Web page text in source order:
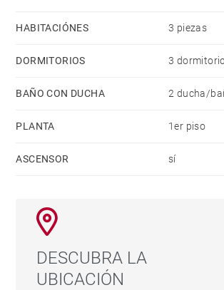
vivienda de alto nivel en una de las
HABITACIÓNES 3 piezas
DORMITORIOS 3
BAÑO CON DUCHA 2 ducha/
PLANTA 1er piso
ASCENSOR sí
DESCUBRA LA
UBICACIÓN